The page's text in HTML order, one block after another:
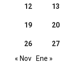
12 13
19 20
26 27
« Nov
Ene »